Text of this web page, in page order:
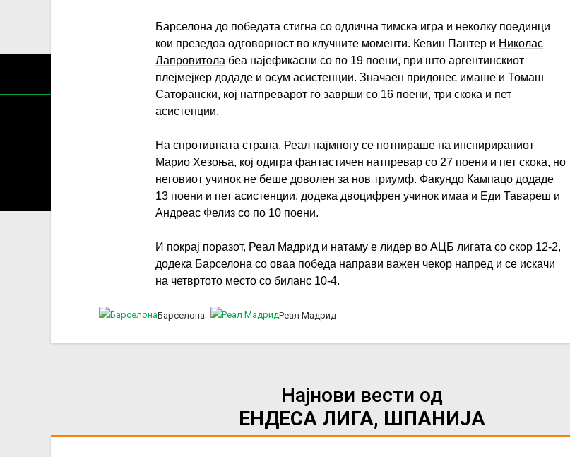
Барселона до победата стигна со одлична тимска игра и неколку поединци
кои презедоа одговорност во клучните моменти. Кевин Пантер и Николас
Лапровитола беа најефикасни со по 19 поени, при што аргентинскиот
плејмејкер додаде и осум асистенции. Значаен придонес имаше и Томаш
Саторански, кој натпреварот го заврши со 16 поени, три скока и пет
асистенции.
На спротивната страна, Реал најмногу се потпираше на инспирираниот
Марио Хезоња, кој одигра фантастичен натпревар со 27 поени и пет скока, но
неговиот учинок не беше доволен за нов триумф. Факундо Кампацо додаде
13 поени и пет асистенции, додека двоцифрен учинок имаа и Еди Тавареш и
Андреас Фелиз со по 10 поени.
И покрај поразот, Реал Мадрид и натаму е лидер во АЦБ лигата со скор 12-2,
додека Барселона со оваа победа направи важен чекор напред и се искачи
на четвртото место со биланс 10-4.
Барселона Реал Мадрид
Најнови вести од
ЕНДЕСА ЛИГА, ШПАНИЈА
ИМПРЕСУМ МАРКЕТИНГ КОНТАКТ
Содржините на Gol.mk се заштитени со Законот за авторското
За секоја форма на распространување, репродукција или комерцијална употреба на текстови, фотографии